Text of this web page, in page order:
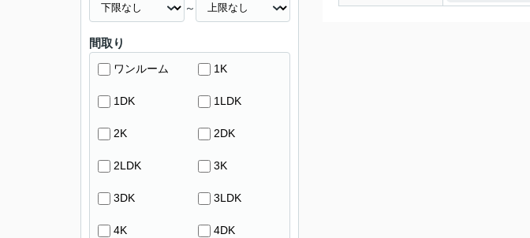
～
間取り
ワンルーム 1K
1DK 1LDK
2K 2DK
2LDK 3K
3DK 3LDK
4K 4DK